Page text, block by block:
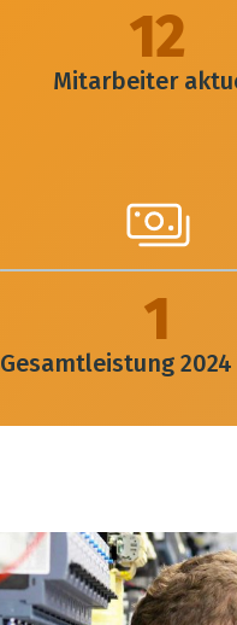
12
Mitarbeiter
1
Gesamtleistung 2024